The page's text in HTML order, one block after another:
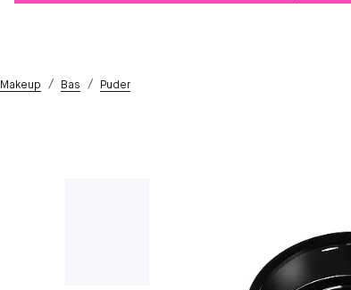
Makeup / Bas / Puder